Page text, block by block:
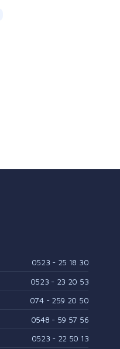
0523 - 25 18 30
0523 - 23 20 53
074 - 259 20 50
0548 - 59 57 56
0523 - 22 50 13